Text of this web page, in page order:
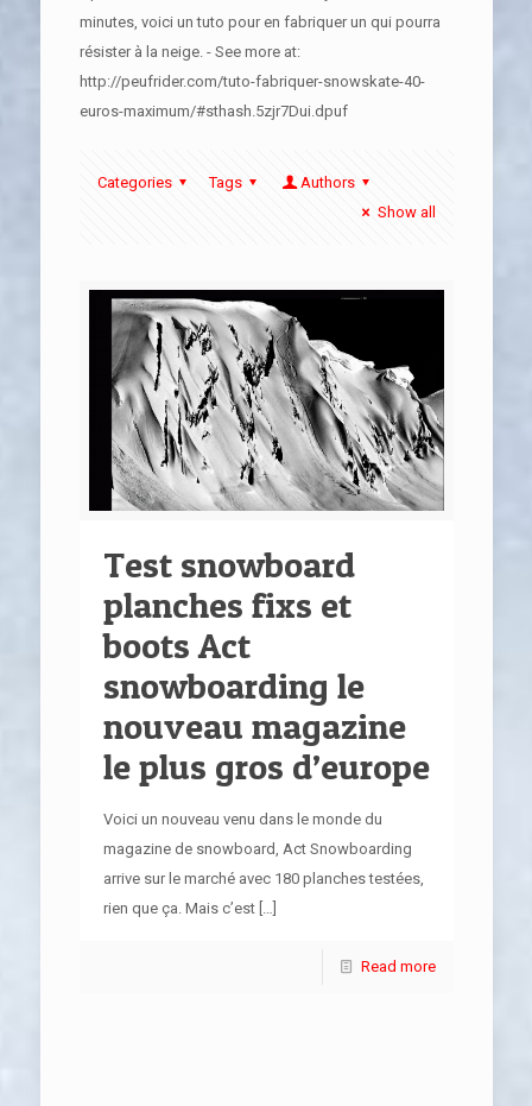
minutes, voici un tuto pour en fabriquer un qui pourra
résister à la neige. - See more at:
http://peufrider.com/tuto-fabriquer-snowskate-40-
euros-maximum/#sthash.5zjr7Dui.dpuf
Categories Tags
Authors
Show all
Test snowboard
planches fixs et
boots Act
snowboarding le
nouveau magazine
le plus gros d’europe
Voici un nouveau venu dans le monde du
magazine de snowboard, Act Snowboarding
arrive sur le marché avec 180 planches testées,
rien que ça. Mais c’est[…]
Read more